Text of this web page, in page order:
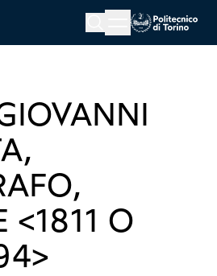
Menu button
<1811 O